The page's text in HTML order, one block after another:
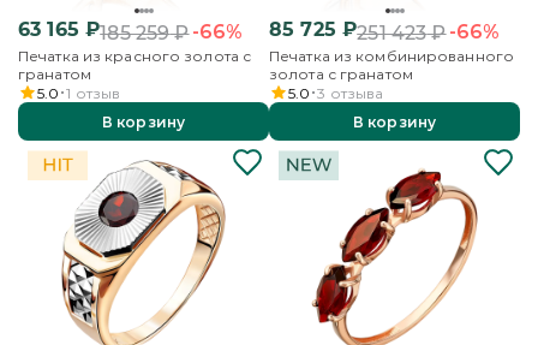
63 165 ₽185 259₽-66%
Печатка из красного золота с
гранатом
5.0 1 отзыв
В корзину
85 725 ₽251 423₽-66%
Печатка из комбинированного
золота с гранатом
5.0 3 отзыва
В корзину